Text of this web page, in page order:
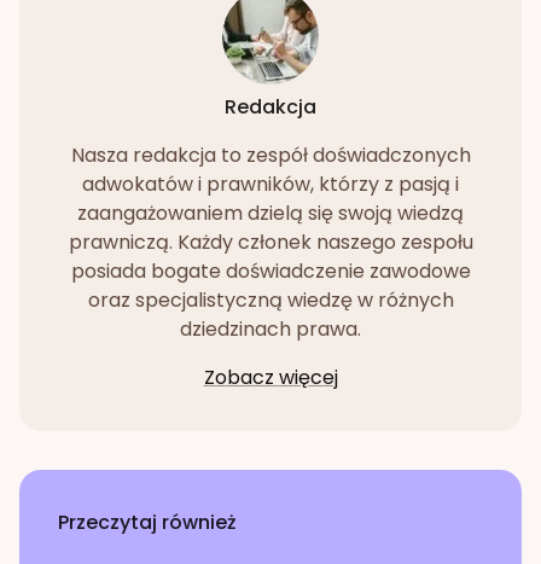
Redakcja
Nasza redakcja to zespół doświadczonych
adwokatów i prawników, którzy z pasją i
zaangażowaniem dzielą się swoją wiedzą
prawniczą. Każdy członek naszego zespołu
posiada bogate doświadczenie zawodowe
oraz specjalistyczną wiedzę w różnych
dziedzinach prawa.
Zobacz więcej
Przeczytaj również